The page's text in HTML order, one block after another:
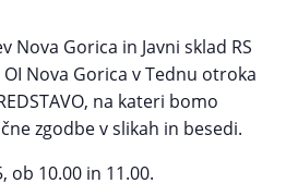
Nova Gorica in Javni sklad RS
Nova Gorica v Tednu otroka
na kateri bomo
zgodbe v slikah in besedi.
ob 10.00 in 11.00.